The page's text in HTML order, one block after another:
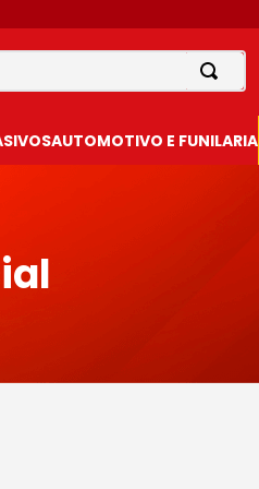
AUTOMOTIVO E FUNILARIA